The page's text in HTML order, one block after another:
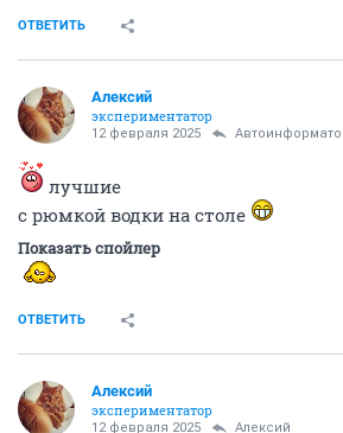
ОТВЕТИТЬ
Алексий
экспериментатор
12 февраля 2025
лучшие
с рюмкой водки на столе
Показать спойлер
ОТВЕТИТЬ
Алексий
экспериментатор
12 февраля 2025 Алексий